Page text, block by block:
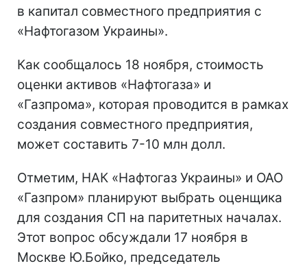
в капитал совместного предприятия с
«Нафтогазом Украины».
Как сообщалось 18 ноября, стоимость
оценки активов «Нафтогаза» и
«Газпрома», которая проводится в рамках
создания совместного предприятия,
может составить 7-10 млн долл.
Отметим, НАК «Нафтогаз Украины» и ОАО
«Газпром» планируют выбрать оценщика
для создания СП на паритетных началах.
Этот вопрос обсуждали 17 ноября в
Москве Ю.Бойко, председатель